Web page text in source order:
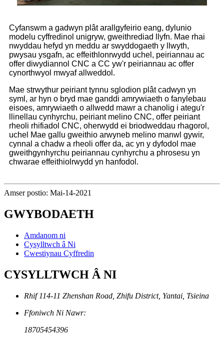
Cyfanswm a gadwyn plât arallgyfeirio eang, dylunio
modelu cyffredinol unigryw, gweithrediad llyfn. Mae rhai
nwyddau hefyd yn meddu ar swyddogaeth y llwyth,
pwysau ysgafn, ac effeithlonrwydd uchel, peiriannau ac
offer diwydiannol CNC a CC yw'r peiriannau ac offer
cynorthwyol mwyaf allweddol.
Mae strwythur peiriant tynnu sglodion plât cadwyn yn
syml, ar hyn o bryd mae ganddi amrywiaeth o fanylebau
eisoes, amrywiaeth o allwedd mawr a chanolig i ategu'r
llinellau cynhyrchu, peiriant melino CNC, offer peiriant
rheoli rhifiadol CNC, oherwydd ei briodweddau rhagorol,
uchel Mae gallu gweithio arwyneb melino manwl gywir,
cynnal a chadw a rheoli offer da, ac yn y dyfodol mae
gweithgynhyrchu peiriannau cynhyrchu a phrosesu yn
chwarae effeithiolrwydd yn hanfodol.
Amser postio: Mai-14-2021
GWYBODAETH
Amdanom ni
Cysylltwch â Ni
Cwestiynau Cyffredin
CYSYLLTWCH Â NI
Rhif 114-11 Zhenshan Road, Zhifu District, Yantai, Tsieina
Ffoniwch Ni Nawr:
18705454396